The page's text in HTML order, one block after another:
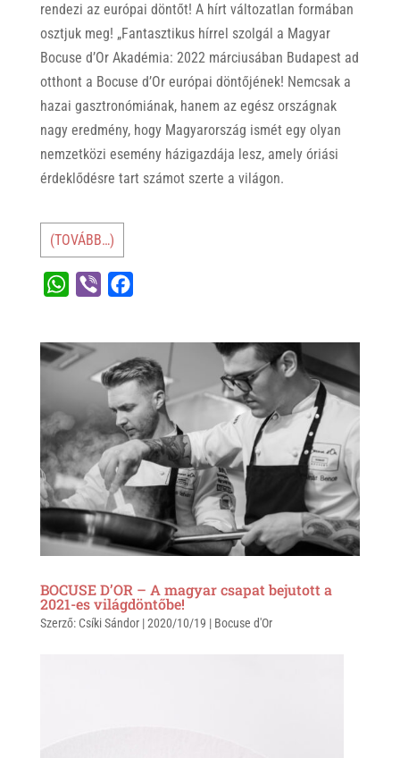
rendezi az európai döntőt! A hírt változatlan formában
osztjuk meg! „Fantasztikus hírrel szolgál a Magyar
Bocuse d’Or Akadémia: 2022 márciusában Budapest ad
otthont a Bocuse d’Or európai döntőjének! Nemcsak a
hazai gasztronómiának, hanem az egész országnak
nagy eredmény, hogy Magyarország ismét egy olyan
nemzetközi esemény házigazdája lesz, amely óriási
érdeklődésre tart számot szerte a világon.
(TOVÁBB…)
t
p
p
r
e
b
o
o
k
BOCUSE D’OR – A magyar csapat bejutott a
2021-es világdöntőbe!
Szerző: Csíki Sándor|2020/10/19 | Bocuse d'Or